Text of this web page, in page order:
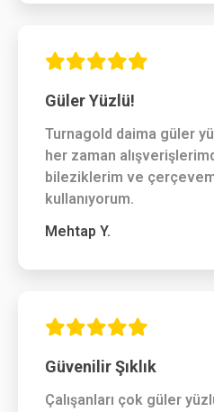
Güler Yüzlü!
Turnagold daima güler
her zaman
bileziklerim ve
kullanıyorum.
Mehtap Y.
Güvenilir Şıklık
Çalışanları çok güler